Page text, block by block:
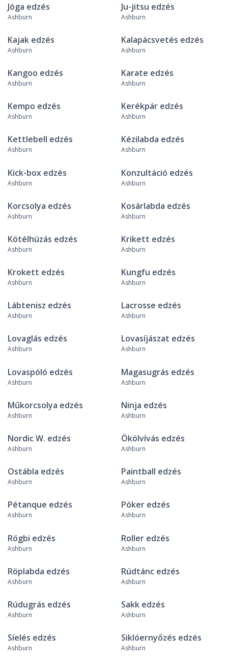
Jóga edzés
Ashburn
Ju-jitsu edzés
Ashburn
Kajak edzés
Ashburn
Kalapácsvetés edzés
Ashburn
Kangoo edzés
Ashburn
Karate edzés
Ashburn
Kempo edzés
Ashburn
Kerékpár edzés
Ashburn
Kettlebell edzés
Ashburn
Kézilabda edzés
Ashburn
Kick-box edzés
Ashburn
Konzultáció edzés
Ashburn
Korcsolya edzés
Ashburn
Kosárlabda edzés
Ashburn
Kötélhúzás edzés
Ashburn
Krikett edzés
Ashburn
Krokett edzés
Ashburn
Kungfu edzés
Ashburn
Lábtenisz edzés
Ashburn
Lacrosse edzés
Ashburn
Lovaglás edzés
Ashburn
Lovasíjászat edzés
Ashburn
Lovaspóló edzés
Ashburn
Magasugrás edzés
Ashburn
Műkorcsolya edzés
Ashburn
Ninja edzés
Ashburn
Nordic W. edzés
Ashburn
Ökölvívás edzés
Ashburn
Ostábla edzés
Ashburn
Paintball edzés
Ashburn
Pétanque edzés
Ashburn
Póker edzés
Ashburn
Rögbi edzés
Ashburn
Roller edzés
Ashburn
Röplabda edzés
Ashburn
Rúdtánc edzés
Ashburn
Rúdugrás edzés
Ashburn
Sakk edzés
Ashburn
Síelés edzés
Ashburn
Siklóernyőzés edzés
Ashburn